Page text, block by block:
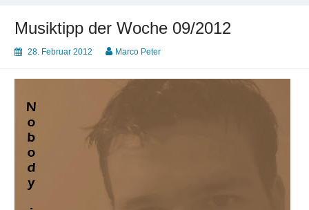
Musiktipp der Woche 09/2012
28. Februar 2012 Marco Peter